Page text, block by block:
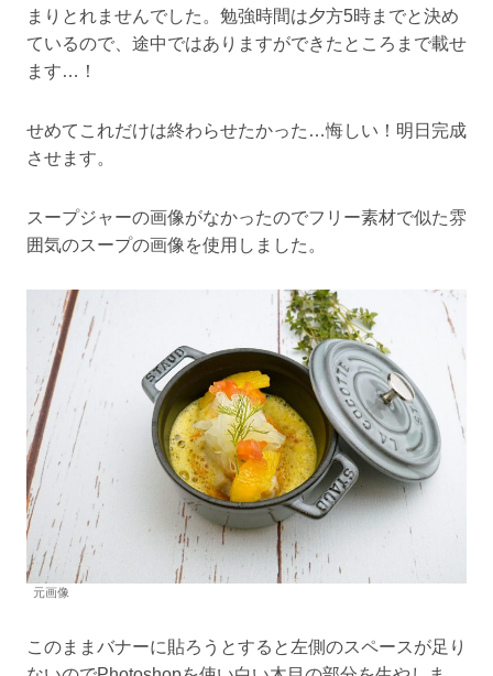
まりとれませんでした。勉強時間は夕方5時までと決め
ているので、途中ではありますができたところまで載せ
ます…！
せめてこれだけは終わらせたかった…悔しい！明日完成
させます。
スープジャーの画像がなかったのでフリー素材で似た雰
囲気のスープの画像を使用しました。
元画像
このままバナーに貼ろうとすると左側のスペースが足り